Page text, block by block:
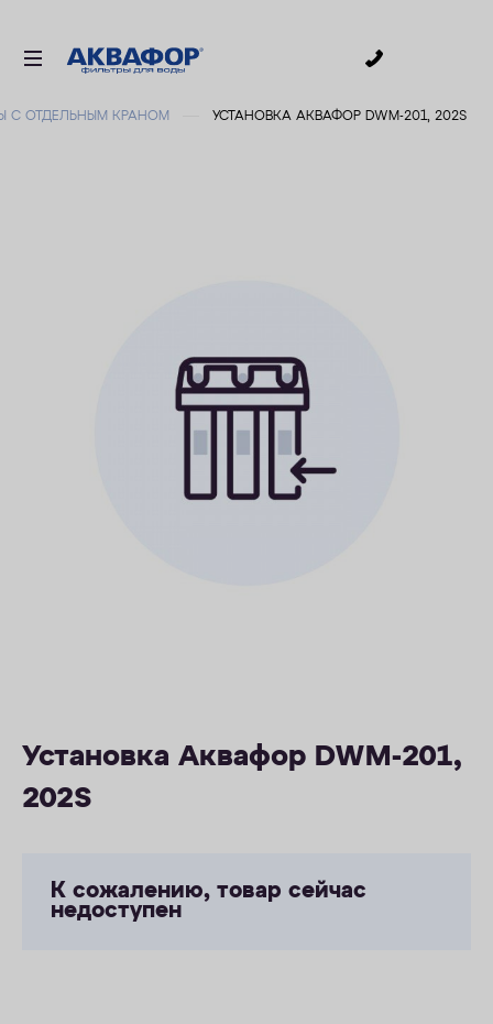
С ОТДЕЛЬНЫМ КРАНОМ УСТАНОВКА АКВАФОР DWM-201, 202S
Установка Аквафор DWM-201,
202S
К сожалению, товар сейчас
недоступен